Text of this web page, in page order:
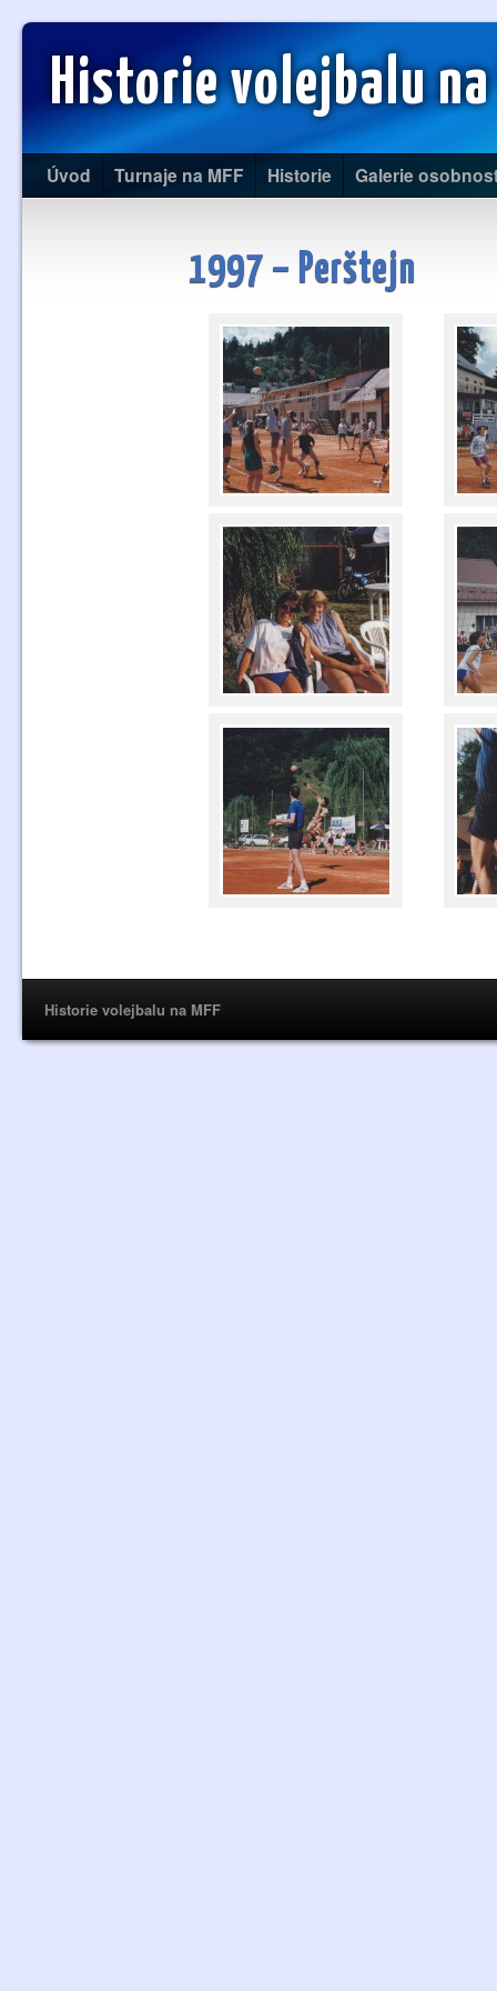
Historie volejbalu na
Úvod Turnaje na MFF Historie Galerie
1997 – Perštejn
Historie volejbalu na MFF